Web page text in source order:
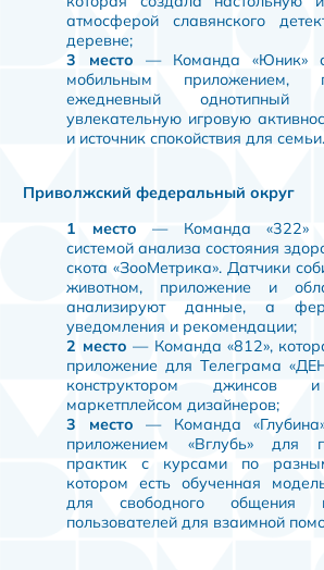
атмосферой славянского
деревне;
3 место — Команда «Юник»
мобильным приложением,
ежедневный
увлекательную игровую
и источник спокойствия для семьи.
Приволжский федеральный округ
1 место — Команда «322» с
системой анализа состояния
скота «ЗооМетрика». Датчики
животном, приложение и
анализируют данные, а
уведомления и рекомендации;
2 место — Команда «812»,
приложение для Телеграма
конструктором джинсов
маркетплейсом дизайнеров;
3 место — Команда
приложением «Вглубь» для
практик с курсами по
котором есть обученная
для свободного общения
пользователей для взаимной